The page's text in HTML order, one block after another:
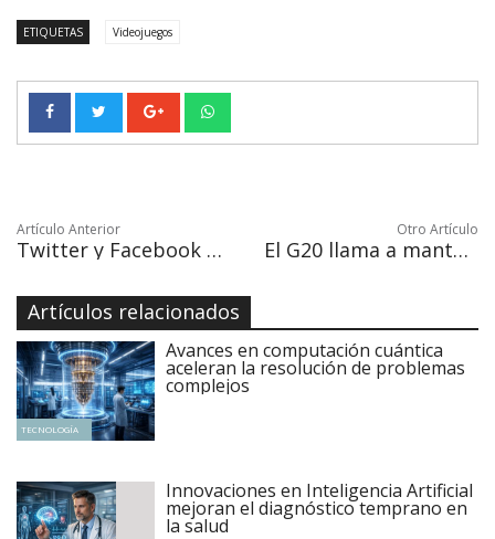
ETIQUETAS Videojuegos
Artículo Anterior
Twitter y Facebook defienden sus esfuerzos para evitar injerencia en comicios
Otro Artículo
El G20 llama a mantener la educación "al ritmo de las innovaciones"
Artículos relacionados
TECNOLOGÍA
Avances en computación cuántica
aceleran la resolución de problemas
complejos
Innovaciones en Inteligencia Artificial
mejoran el diagnóstico temprano en
la salud